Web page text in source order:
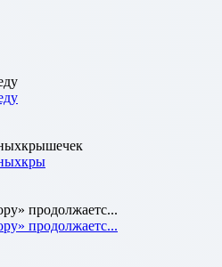
продолжаетс...
продолжаетс...